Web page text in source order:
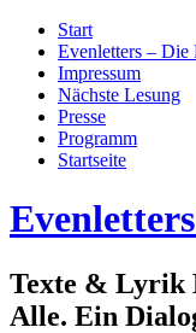
Start
Evenletters – Die
Impressum
Nächste Lesung
Presse
Programm
Startseite
Texte & Lyrik
Alle. Ein